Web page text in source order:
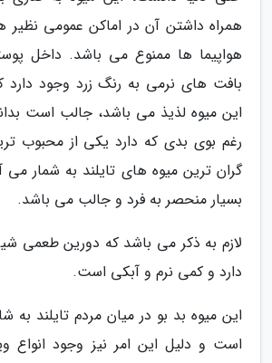
همراه داشتن آن در اماکن عمومی نظیر
هواپیما ها ممنوع می باشد. داخل
بافت های نرمی به رنگ زرد وجود
این میوه لذیذ می باشد، جالب است
رغم بوی بدی که دارد یکی از محبوب
گران ترین میوه های تایلند به شمار می
بسیار منحصر به فرد و جالب می باشد.
لازم به ذکر می باشد که دورین طعمی
دارد و کمی نرم و آبکی است.
این میوه بد بو در میان مردم تایلند به
است و دلیل این امر نیز وجود انواع